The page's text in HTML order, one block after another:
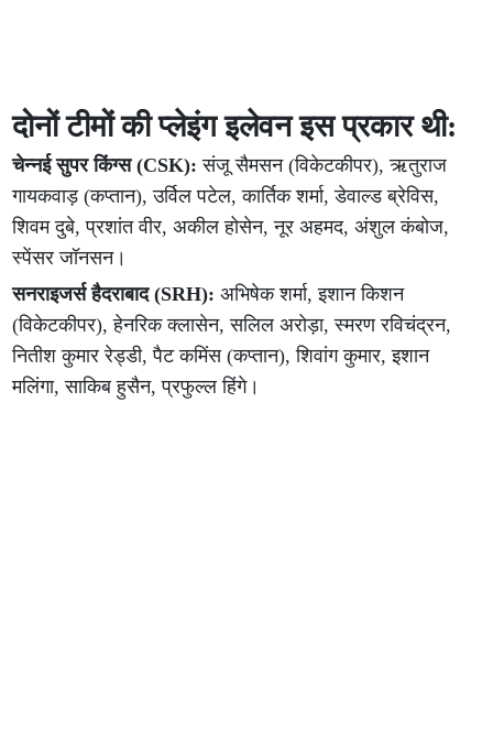
दोनों टीमों की प्लेइंग इलेवन इस प्रकार थी:
चेन्नई सुपर किंग्स (CSK): संजू सैमसन (विकेटकीपर), ऋतुराज
गायकवाड़ (कप्तान), उर्विल पटेल, कार्तिक शर्मा, डेवाल्ड ब्रेविस,
शिवम दुबे, प्रशांत वीर, अकील होसेन, नूर अहमद, अंशुल कंबोज,
स्पेंसर जॉनसन।
सनराइजर्स हैदराबाद (SRH): अभिषेक शर्मा, इशान किशन
(विकेटकीपर), हेनरिक क्लासेन, सलिल अरोड़ा, स्मरण रविचंद्रन,
नितीश कुमार रेड्डी, पैट कमिंस (कप्तान), शिवांग कुमार, इशान
मलिंगा, साकिब हुसैन, प्रफुल्ल हिंगे।